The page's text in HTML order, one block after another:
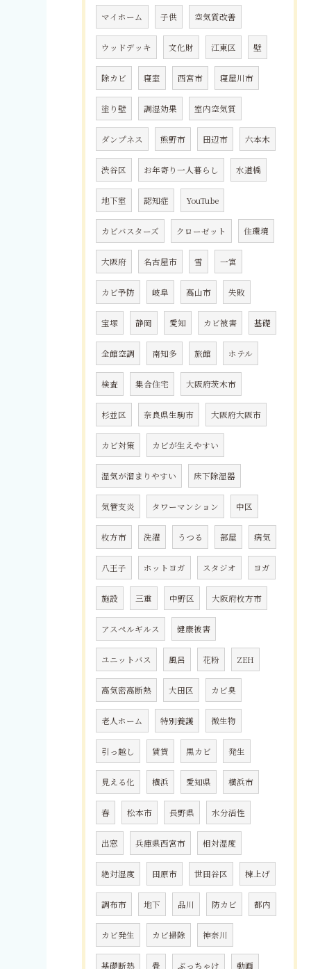
マイホーム 子供 空気質改善
ウッドデッキ 文化財 江東区 壁
除カビ 寝室 西宮市 寝屋川市
塗り壁 調湿効果 室内空気質
ダンプネス 熊野市 田辺市 六本木
渋谷区 お年寄り一人暮らし 水道橋
地下室 認知症 YouTube
カビバスターズ クローゼット 住環境
大阪府 名古屋市 雪 一宮
カビ予防 岐阜 高山市 失敗
宝塚 静岡 愛知 カビ被害 基礎
全館空調 南知多 旅館 ホテル
検査 集合住宅 大阪府茨木市
杉並区 奈良県生駒市 大阪府大阪市
カビ対策 カビが生えやすい
湿気が溜まりやすい 床下除湿器
気管支炎 タワーマンション 中区
枚方市 洗濯 うつる 部屋 病気
八王子 ホットヨガ スタジオ ヨガ
施設 三重 中野区 大阪府枚方市
アスペルギルス 健康被害
ユニットバス 風呂 花粉 ZEH
高気密高断熱 大田区 カビ臭
老人ホーム 特別養護 微生物
引っ越し 賃貸 黒カビ 発生
見える化 横浜 愛知県 横浜市
春 松本市 長野県 水分活性
出窓 兵庫県西宮市 相対湿度
絶対湿度 田原市 世田谷区 棟上げ
調布市 地下 品川 防カビ 都内
カビ発生 カビ掃除 神奈川
基礎断熱 畳 ぶっちゃけ 動画